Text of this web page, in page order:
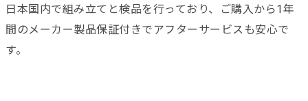
日本国内で組み立てと検品を行っており、ご購入から1年
間のメーカー製品保証付きでアフターサービスも安心で
す。